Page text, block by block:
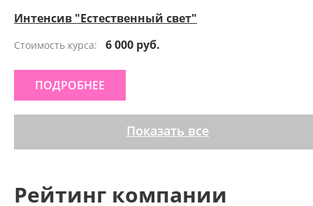
Интенсив "Естественный свет"
Стоимость курса: 6 000 руб.
ПОДРОБНЕЕ
Показать все
Рейтинг компании